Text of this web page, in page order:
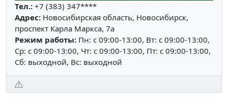
Тел.: +7 (383) 347****
Адрес: Новосибирская область, Новосибирск,
проспект Карла Маркса, 7а
Режим работы: Пн: c 09:00-13:00, Вт: c 09:00-13:00,
Ср: c 09:00-13:00, Чт: c 09:00-13:00, Пт: c 09:00-13:00,
Сб: выходной, Вс: выходной